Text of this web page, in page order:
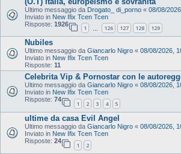
Ultimo messaggio da Drogato_ di_porno « 08/08/
Inviato in New Ifix Tcen Tcen
Risposte: 1926
1 126 127 128 129
Nubiles
Ultimo messaggio da Giancarlo Nigro « 08/08/2026,
Inviato in New Ifix Tcen Tcen
Risposte: 11
Celebrita Vip & Pornostar con le
Ultimo messaggio da Giancarlo Nigro « 08/08/2026,
Inviato in New Ifix Tcen Tcen
Risposte: 74
1 2 3 4 5
ultime da casa Evil Angel
Ultimo messaggio da Giancarlo Nigro « 08/08/2026,
Inviato in New Ifix Tcen Tcen
Risposte: 24
1 2